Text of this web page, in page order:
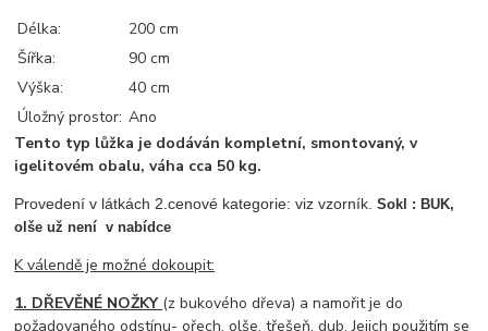
Délka:
200 cm
Šířka:
90 cm
Výška:
40 cm
Úložný prostor: Ano
Tento typ lůžka je dodáván kompletní, smontovaný, v
igelitovém obalu, váha cca 50 kg.
Provedení v látkách 2.cenové kategorie: viz vzorník.Sokl : BUK,
olše už není v nabídce
K válendě je možné dokoupit:
1. DŘEVĚNÉ NOŽKY (z bukového dřeva) a namořit je do
požadovaného odstínu- ořech, olše, třešeň, dub. Jejich použitím se